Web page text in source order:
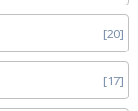
20
17